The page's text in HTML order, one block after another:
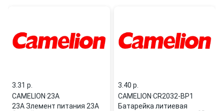
3.31 p.
CAMELION·23A
23A Злемент питания 23А
3.40 p.
CAMELION·CR2032-BP1
Батарейка литиевая